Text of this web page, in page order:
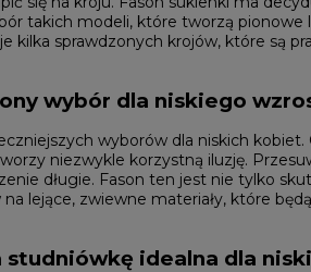
takich modeli, które tworzą pionowe
kilka sprawdzonych krojów, które są
wybór dla niskiego
wyborów dla niskich
niezwykle korzystną iluzję.
długie. Fason ten jest nie tylko
lejące, zwiewne materiały, które
studniówkę idealna dla